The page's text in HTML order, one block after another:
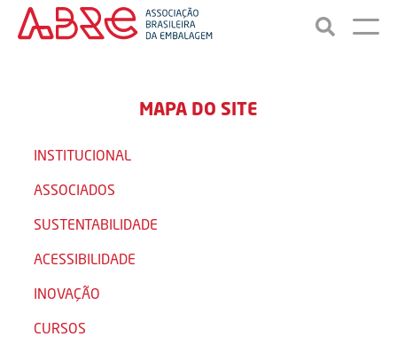
MAPA DO SITE
INSTITUCIONAL
ASSOCIADOS
SUSTENTABILIDADE
ACESSIBILIDADE
INOVAÇÃO
CURSOS